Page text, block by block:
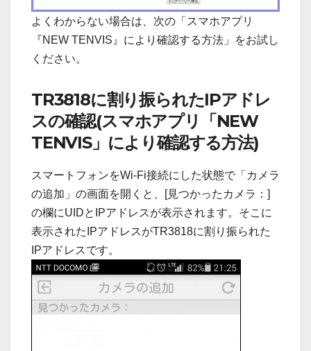
よくわからない場合は、次の「スマホアプリ
『NEW TENVIS』により確認する方法」をお試し
ください。
TR3818に割り振られたIPアドレ
スの確認(スマホアプリ「NEW
TENVIS」により確認する方法)
スマートフォンをWi-Fi接続にした状態で「カメラ
の追加」の画面を開くと、[見つかったカメラ：]
の欄にUIDとIPアドレスが表示されます。そこに
表示されたIPアドレスがTR3818に割り振られた
IPアドレスです。